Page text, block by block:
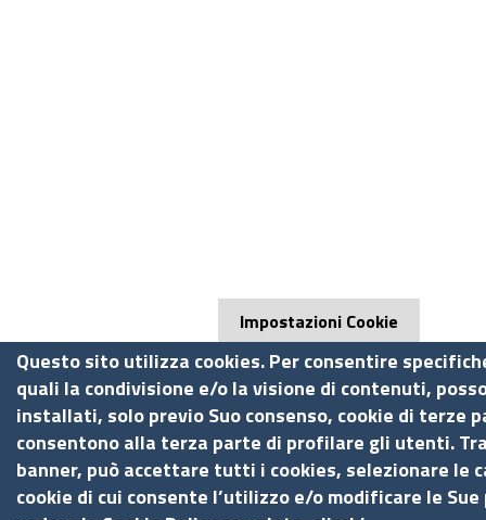
Impostazioni Cookie
Questo sito utilizza cookies. Per consentire
quali la condivisione e/o la visione di contenuti,
installati, solo previo Suo consenso, cookie di terze
consentono alla terza parte di profilare gli utenti.
banner, può accettare tutti i cookies, selezionare le
cookie di cui consente l’utilizzo e/o modificare le